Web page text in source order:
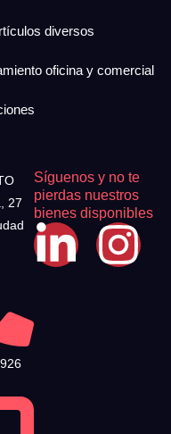
27
Síguenos y no te
pierdas nuestros
bienes disponibles
diversos
oficina y comercial